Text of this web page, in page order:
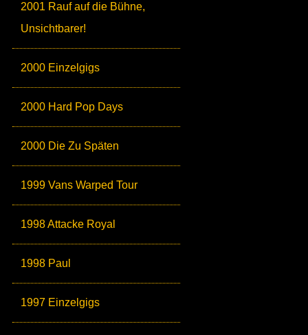
2001 Rauf auf die Bühne,
Unsichtbarer!
2000 Einzelgigs
2000 Hard Pop Days
2000 Die Zu Späten
1999 Vans Warped Tour
1998 Attacke Royal
1998 Paul
1997 Einzelgigs